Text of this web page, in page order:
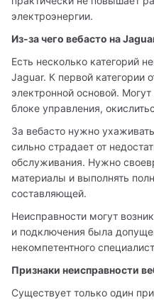
электроэнергии.
Из-за чего вебасто на
Есть несколько категорий
Jaguar. К первой категории
электронной основой.
блоке управления,
За вебасто нужно
сильно страдает от
обслуживания. Нужно
материалы и выполнять
составляющей.
Неисправности могут
и подключения была
некомпетентного
Признаки неисправности
Существует только один